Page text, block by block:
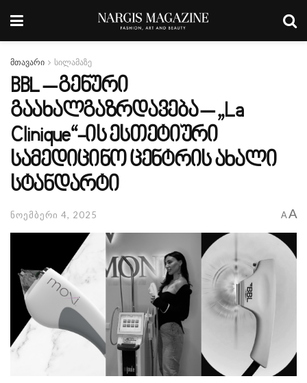
მთავარი სილამაზე
BBL – გენური
გაახალგაზრდავება – „La
Clinique“-ის ესთეტიური
სამედიცინო ცენტრის ახალი
სტანდარტი
ნოემბერი 4, 2025 A A